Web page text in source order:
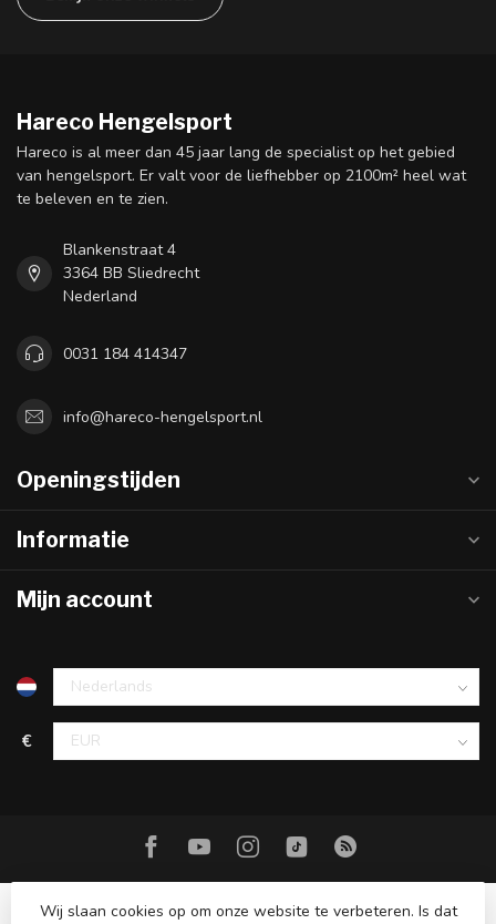
Hareco Hengelsport
Hareco is al meer dan 45 jaar lang de specialist op het gebied
van hengelsport. Er valt voor de liefhebber op 2100m² heel wat
te beleven en te zien.
Blankenstraat 4
3364 BB Sliedrecht
Nederland
0031 184 414347
info@hareco-hengelsport.nl
Openingstijden
Informatie
Mijn account
€
Wij slaan cookies op om onze website te verbeteren. Is dat